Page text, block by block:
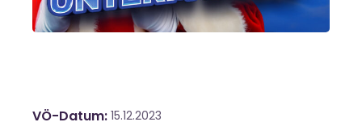
VÖ-Datum 15.12.2023